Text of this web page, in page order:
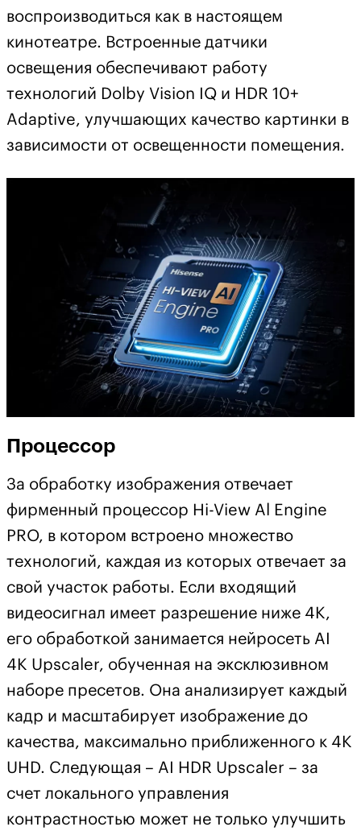
воспроизводиться как в настоящем
кинотеатре. Встроенные датчики
освещения обеспечивают работу
технологий Dolby Vision IQ и HDR 10+
Adaptive, улучшающих качество картинки в
зависимости от освещенности помещения.
Процессор
За обработку изображения отвечает
фирменный процессор Hi-View Al Engine
PRO, в котором встроено множество
технологий, каждая из которых отвечает за
свой участок работы. Если входящий
видеосигнал имеет разрешение ниже 4K,
его обработкой занимается нейросеть AI
4K Upscaler, обученная на эксклюзивном
наборе пресетов. Она анализирует каждый
кадр и масштабирует изображение до
качества, максимально приближенного к 4K
UHD. Следующая – AI HDR Upscaler – за
счет локального управления
контрастностью может не только улучшить